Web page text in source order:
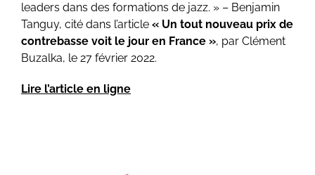
leaders dans des formations de jazz. » – Benjamin
Tanguy, cité dans l’article « Un tout nouveau prix de
contrebasse voit le jour en France », par Clément
Buzalka, le 27 février 2022.
Lire l’article en ligne